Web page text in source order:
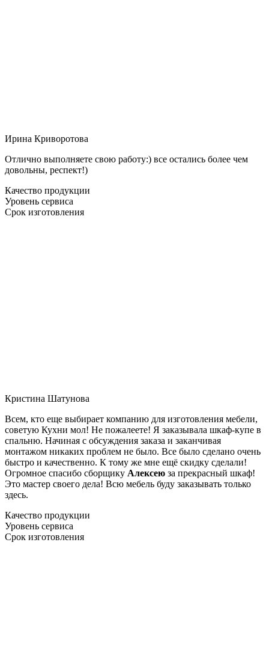
Ирина Криворотова
Отлично выполняете свою работу:) все остались более чем
довольны, респект!)
Качество продукции
Уровень сервиса
Срок изготовления
Кристина Шатунова
Всем, кто еще выбирает компанию для изготовления мебели,
советую Кухни мол! Не пожалеете! Я заказывала шкаф-купе в
спальню. Начиная с обсуждения заказа и заканчивая
монтажом никаких проблем не было. Все было сделано очень
быстро и качественно. К тому же мне ещё скидку сделали!
Огромное спасибо сборщику Алексею за прекрасный шкаф!
Это мастер своего дела! Всю мебель буду заказывать только
здесь.
Качество продукции
Уровень сервиса
Срок изготовления